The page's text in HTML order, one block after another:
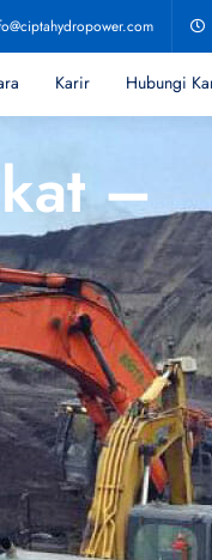
Karir Hubungi
–